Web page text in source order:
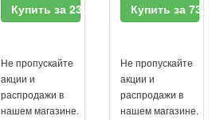
Купить за 230.4 RUR
Не пропускайте
акции и
распродажи в
нашем магазине.
Купить за 73.6
Не пропускайте
акции и
распродажи в
нашем магазине.